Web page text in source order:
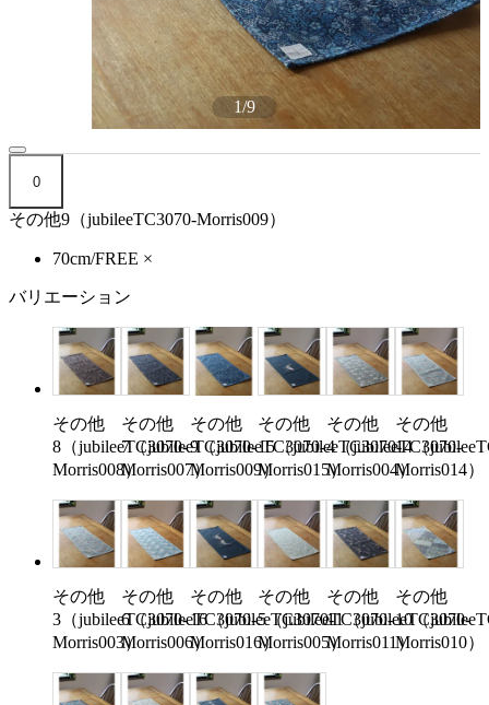
1/9
0
その他9（jubileeTC3070-Morris009）
70cm/FREE ×
バリエーション
その他
8（jubileeTC3070-
Morris008）
その他
7（jubileeTC3070-
Morris007）
その他
9（jubileeTC3070-
Morris009）
その他
15（jubileeTC3070-
Morris015）
その他
4（jubileeTC3070-
Morris004）
その他
14（
Morris014）
その他
3（jubileeTC3070-
Morris003）
その他
6（jubileeTC3070-
Morris006）
その他
16（jubileeTC3070-
Morris016）
その他
5（jubileeTC3070-
Morris005）
その他
11（jubileeTC3070-
Morris011）
その他
10（
Morris010）